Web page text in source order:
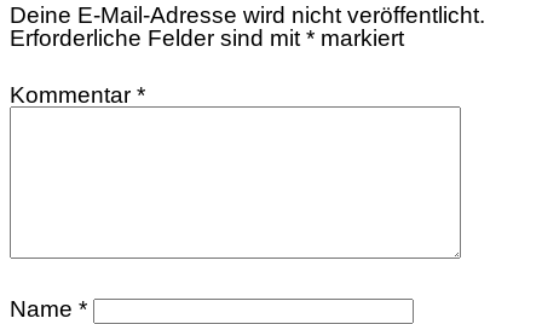
Deine E-Mail-Adresse wird nicht veröffentlicht.
Erforderliche Felder sind mit * markiert
Kommentar *
Name *